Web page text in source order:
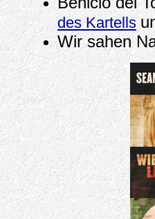
des Kartells
Wir sahen